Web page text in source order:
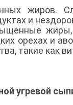
жиров.
и
орехах и
такие как
угревой